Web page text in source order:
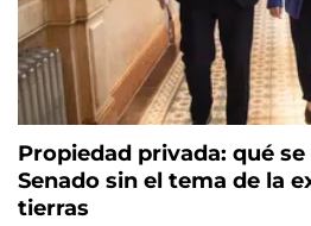
Propiedad privada: qué
Senado sin el tema de la
tierras